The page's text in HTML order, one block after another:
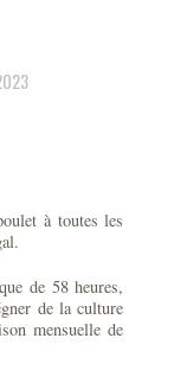
à toutes les
de 58 heures,
de la culture
mensuelle de